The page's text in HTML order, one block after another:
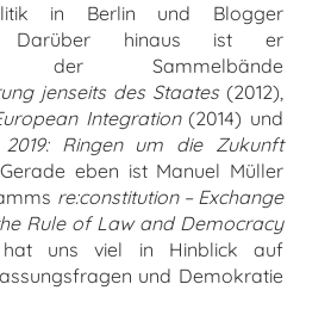
in Berlin und Blogger
hinaus ist er
der Sammelbände
jenseits des Staates (2012),
Integration(2014) und
Ringen um die Zukunft
eben ist Manuel Müller
re:constitution – Exchange
Rule of Law and Democracy
uns viel in Hinblick auf
und Demokratie